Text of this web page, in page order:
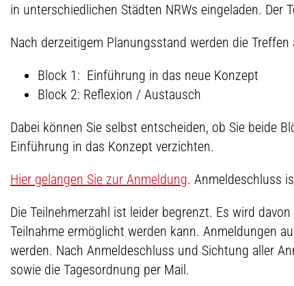
in unterschiedlichen Städten NRWs eingeladen. Der
Nach derzeitigem Planungsstand werden die
Block 1: Einführung in das neue Konzept
Block 2: Reflexion / Austausch
Dabei können Sie selbst entscheiden, ob Sie beide
Einführung in das Konzept verzichten.
Hier gelangen Sie zur Anmeldung. Anmeldeschluss
Die Teilnehmerzahl ist leider begrenzt. Es wird
Teilnahme ermöglicht werden kann. Anmeldungen
werden. Nach Anmeldeschluss und Sichtung aller
sowie die Tagesordnung per Mail.